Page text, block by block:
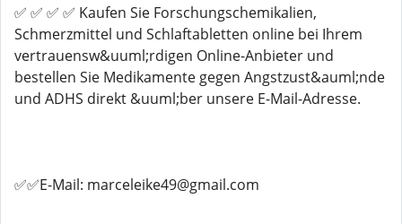
✅ ✅ ✅ ✅ Kaufen Sie Forschungschemikalien,
Schmerzmittel und Schlaftabletten online bei Ihrem
vertrauensw&uuml;rdigen Online-Anbieter und
bestellen Sie Medikamente gegen Angstzust&auml;nde
und ADHS direkt &uuml;ber unsere E-Mail-Adresse.
✅✅E-Mail: marceleike49@gmail.com